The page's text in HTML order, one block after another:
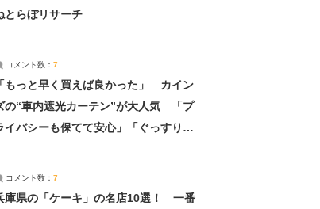
とらぼリサーチ
コメント数： 7
「もっと早く買えば良かった」 カイン
の“車内遮光カーテン”が大人気 「プ
イバシーも保てて安心」「ぐっすり眠
コメント数： 7
庫県の「ケーキ」の名店10選！ 一番